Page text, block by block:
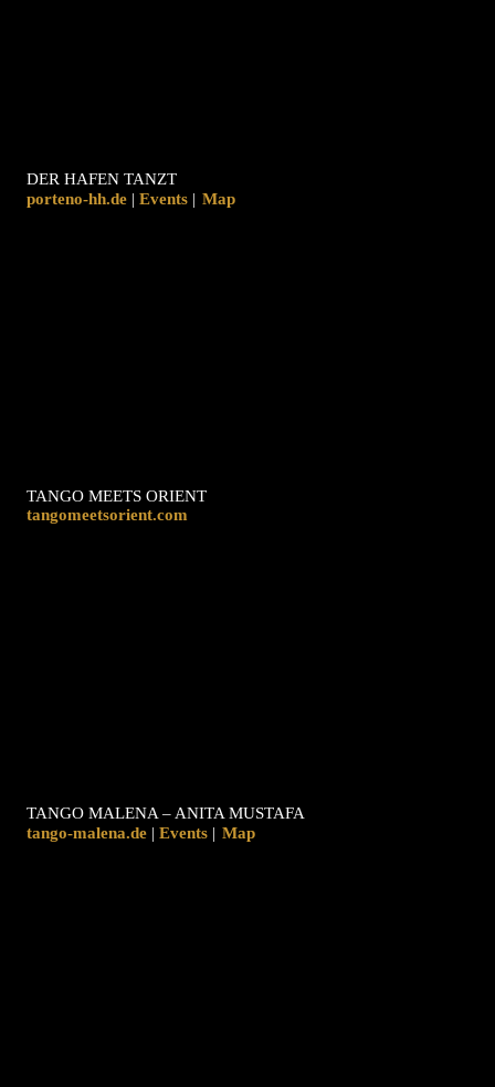
DER HAFEN TANZT
porteno-hh.de | | Map
TANGO MEETS ORIENT
tangomeetsorient.com
TANGO MALENA – ANITA MUSTAFA
tango-malena.de | | Map